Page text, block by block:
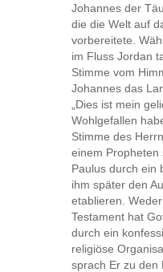
Johannes der
die die Welt auf
vorbereitete.
im Fluss Jordan
Stimme vom
Johannes das
„Dies ist mein
Wohlgefallen
Stimme des
einem Propheten
Paulus durch ein
ihm später den
etablieren.
Testament hat
durch ein
religiöse
sprach Er zu den